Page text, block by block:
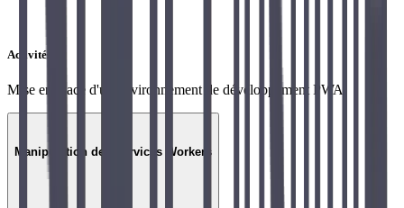
Activités
Mise en place d'un environnement de développement PWA
Manipulation des Services Workers